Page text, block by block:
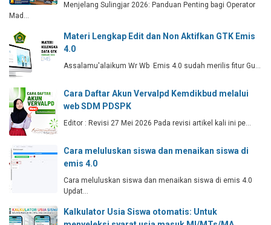
Menjelang Sulingjar 2026: Panduan Penting bagi Operator
Mad…
Materi Lengkap Edit dan Non Aktifkan GTK Emis
4.0
Assalamu'alaikum Wr Wb Emis 4.0 sudah merilis fitur Gu…
Cara Daftar Akun Vervalpd Kemdikbud melalui
web SDM PDSPK
Editor : Revisi 27 Mei 2026 Pada revisi artikel kali ini pe…
Cara meluluskan siswa dan menaikan siswa di
emis 4.0
Cara meluluskan siswa dan menaikan siswa di emis 4.0
Updat…
Kalkulator Usia Siswa otomatis: Untuk